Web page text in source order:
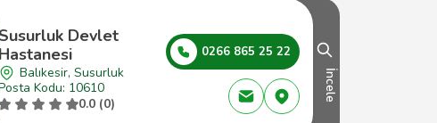
Susurluk Devlet
Hastanesi
Balıkesir, Susurluk
Kodu: 10610
0.0 (0)
0266 865 25 22
İncele